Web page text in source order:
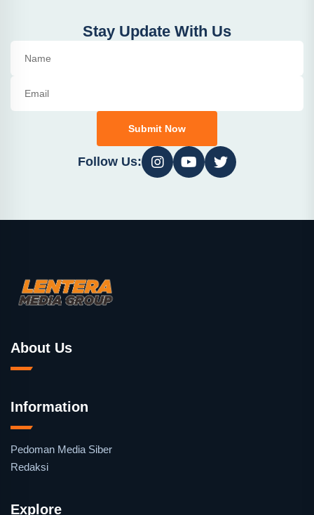
Stay Update With Us
Submit Now
Follow Us:
About Us
Information
Pedoman Media Siber
Redaksi
Explore